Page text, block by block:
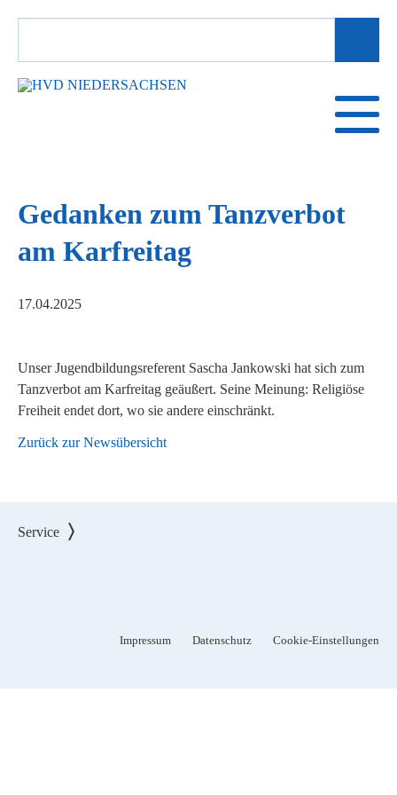
SUCHBEGRIFFE
Gedanken zum Tanzverbot
am Karfreitag
17.04.2025
Unser Jugendbildungsreferent Sascha Jankowski hat sich zum
Tanzverbot am Karfreitag geäußert. Seine Meinung: Religiöse
Freiheit endet dort, wo sie andere einschränkt.
Zurück zur Newsübersicht
Service
Impressum Datenschutz Cookie-Einstellungen